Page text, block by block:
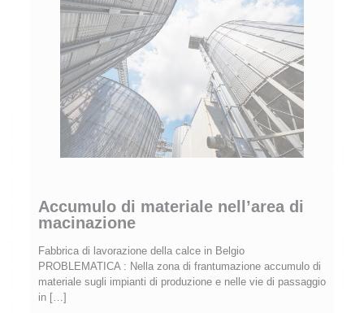
Accumulo di materiale nell’area di
macinazione
Fabbrica di lavorazione della calce in Belgio
PROBLEMATICA : Nella zona di frantumazione accumulo di
materiale sugli impianti di produzione e nelle vie di passaggio
in[…]